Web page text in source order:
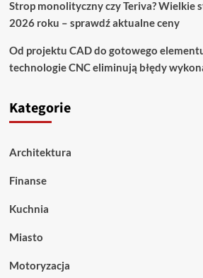
Strop monolityczny czy Teriva? Wielkie
2026 roku – sprawdź aktualne ceny
Od projektu CAD do gotowego
technologie CNC eliminują błędy
Kategorie
Architektura
Finanse
Kuchnia
Miasto
Motoryzacja